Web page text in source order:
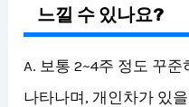
느낄 수 있나요?
A. 보통 2~4주 정도 꾸
나타나며, 개인차가 있